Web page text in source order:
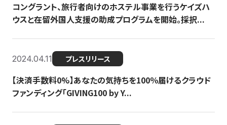
コングラント、旅行者向けのホステル事業を行うケイズハ
ウスと在留外国人支援の助成プログラムを開始。採択...
2024.04.11 プレスリリース
【決済手数料0%】あなたの気持ちを100％届けるクラウド
ファンディング「GIVING100 by Y...